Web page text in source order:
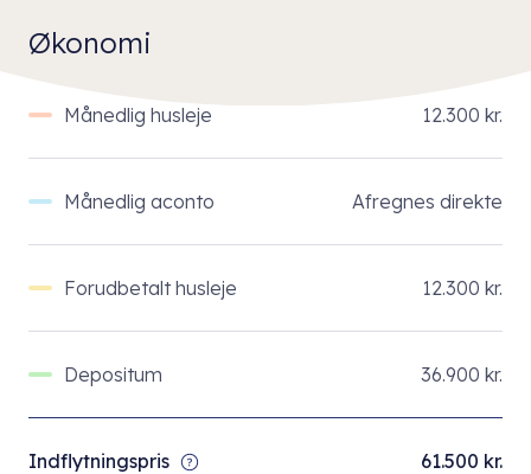
Økonomi
Månedlig husleje 12.300 kr.
Månedlig aconto Afregnes direkte
Forudbetalt husleje 12.300 kr.
Depositum 36.900 kr.
Indflytningspris 61.500 kr.